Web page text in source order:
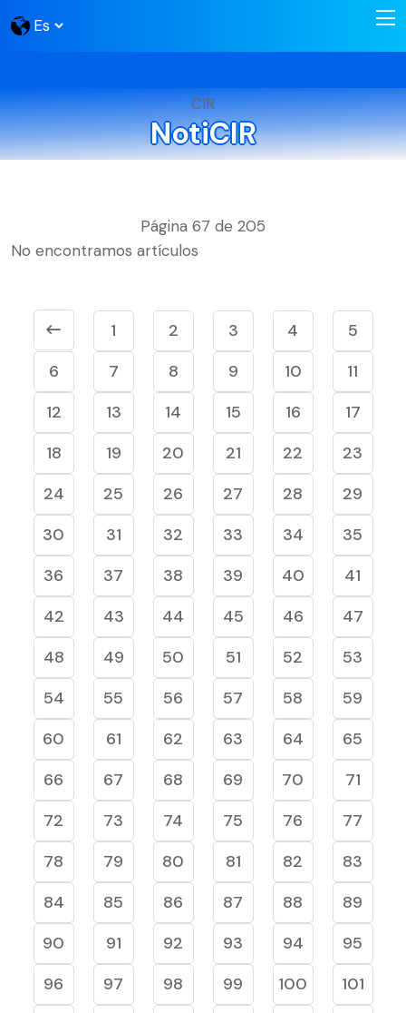
CIR
NotiCIR
Página 67 de 205
No encontramos artículos
1 2 3 4
5
6
7 8 9 10
11
12
13 14 15 16
17
18
19 20 21 22
23
24
25 26 27 28
29
30
31 32 33 34
35
36
37 38 39 40
41
42
43 44 45 46
47
48
49 50 51 52
53
54
55 56 57 58
59
60
61 62 63 64
65
66
67 68 69 70
71
72
73 74 75 76
77
78
79 80 81 82
83
84
85 86 87 88
89
90
91 92 93 94
95
96
97 98 99 100
101